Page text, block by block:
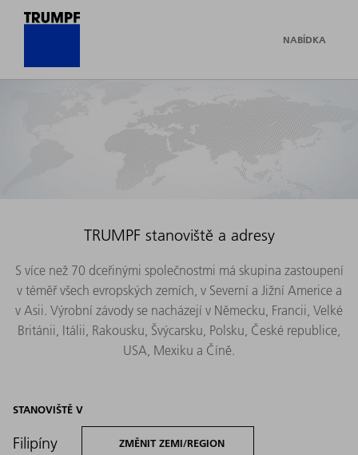
NABÍDKA
TRUMPF stanoviště a adresy
S více než 70 dceřinými společnostmi má skupina zastoupení
v téměř všech evropských zemích, v Severní a Jižní Americe a
v Asii. Výrobní závody se nacházejí v Německu, Francii, Velké
Británii, Itálii, Rakousku, Švýcarsku, Polsku, České republice,
USA, Mexiku a Číně.
STANOVIŠTĚ V
Filipíny ZMĚNIT ZEMI/REGION